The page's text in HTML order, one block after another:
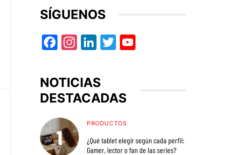
SÍGUENOS
Facebook
Instagram
LinkedIn
Twitter
NOTICIAS
DESTACADAS
PRODUCTOS
¿Qué tablet elegir según cada perfil:
Gamer, lector o fan de las series?